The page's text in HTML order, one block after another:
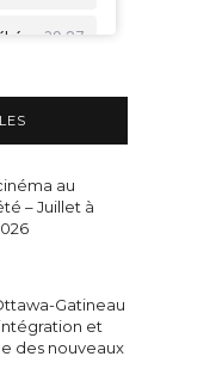
au
– Juillet à
Gatineau
et
des nouveaux